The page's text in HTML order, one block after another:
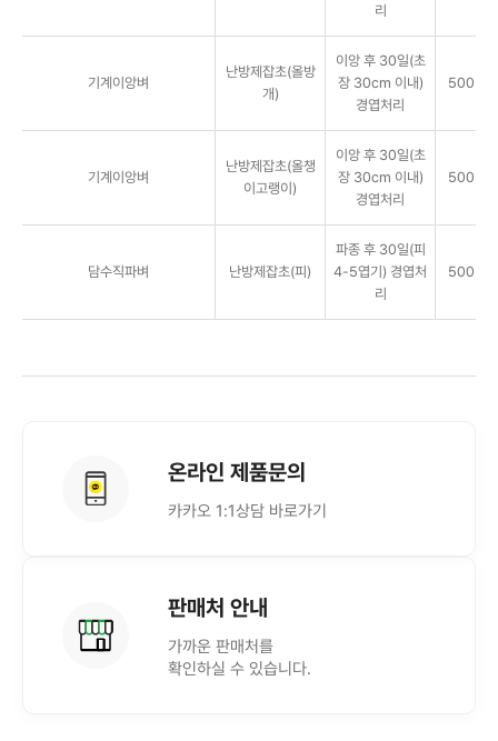
리
기계이앙벼
난방제잡초(올방
개)
이앙 후 30일(초
장 30cm 이내)
경엽처리
500㎖/
기계이앙벼
난방제잡초(올챙
이고랭이)
이앙 후 30일(초
장 30cm 이내)
경엽처리
500㎖/
담수직파벼 난방제잡초(피)
파종 후 30일(피
4-5엽기) 경엽처
리
500㎖/
온라인 제품문의
카카오 1:1상담 바로가기
판매처 안내
가까운 판매처를
확인하실 수 있습니다.